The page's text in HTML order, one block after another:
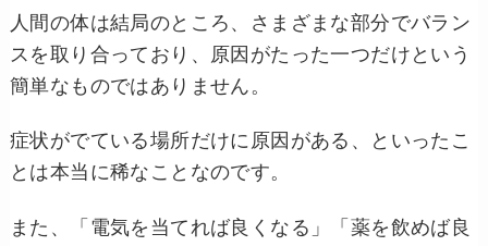
人間の体は結局のところ、さまざまな部分でバラン
スを取り合っており、原因がたった一つだけという
簡単なものではありません。
症状がでている場所だけに原因がある、といったこ
とは本当に稀なことなのです。
また、「電気を当てれば良くなる」「薬を飲めば良